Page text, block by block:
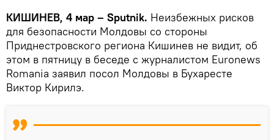
КИШИНЕВ, 4 мар – Sputnik. Неизбежных рисков
для безопасности Молдовы со стороны
Приднестровского региона Кишинев не видит, об
этом в пятницу в беседе с журналистом Euronews
Romania заявил посол Молдовы в Бухаресте
Виктор Кирилэ.